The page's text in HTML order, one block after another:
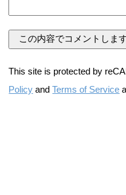
This site is protected by
Policy andTerms of Service